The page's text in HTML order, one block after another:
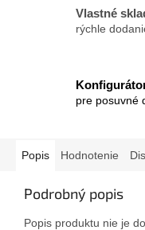
Vlastné
rýchle
pre posuvné
Popis Hodnotenie
Podrobný popis
Popis produktu nie je